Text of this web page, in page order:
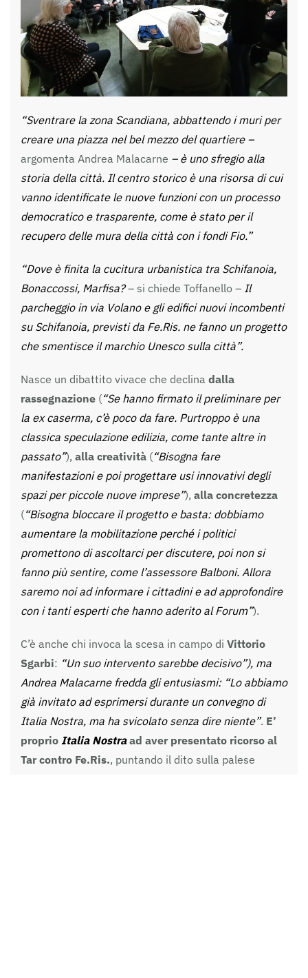
“Sventrare la zona Scandiana, abbattendo i muri per
creare una piazza nel bel mezzo del quartiere –
argomenta Andrea Malacarne – è uno sfregio alla
storia della città. Il centro storico è una risorsa di cui
vanno identificate le nuove funzioni con un processo
democratico e trasparente, come è stato per il
recupero delle mura della città con i fondi Fio.”
“Dove è finita la cucitura urbanistica tra Schifanoia,
Bonaccossi, Marfisa?– si chiede Toffanello – Il
parcheggio in via Volano e gli edifici nuovi incombenti
su Schifanoia, previsti da Fe.Ris. ne fanno un progetto
che smentisce il marchio Unesco sulla città”.
Nasce un dibattito vivace che declina dalla
rassegnazione (“Se hanno firmato il preliminare per
la ex caserma, c’è poco da fare. Purtroppo è una
classica speculazione edilizia, come tante altre in
passato”), alla creatività (“Bisogna fare
manifestazioni e poi progettare usi innovativi degli
spazi per piccole nuove imprese”), alla concretezza
(“Bisogna bloccare il progetto e basta: dobbiamo
aumentare la mobilitazione perché i politici
promettono di ascoltarci per discutere, poi non si
fanno più sentire, come l’assessore Balboni. Allora
saremo noi ad informare i cittadini e ad approfondire
con i tanti esperti che hanno aderito al Forum”).
C’è anche chi invoca la scesa in campo di Vittorio
Sgarbi: “Un suo intervento sarebbe decisivo”), ma
Andrea Malacarne fredda gli entusiasmi: “Lo abbiamo
già invitato ad esprimersi durante un convegno di
Italia Nostra, ma ha svicolato senza dire niente”. E’
proprio Italia Nostraad aver presentato ricorso al
Tar contro Fe.Ris., puntando il dito sulla palese